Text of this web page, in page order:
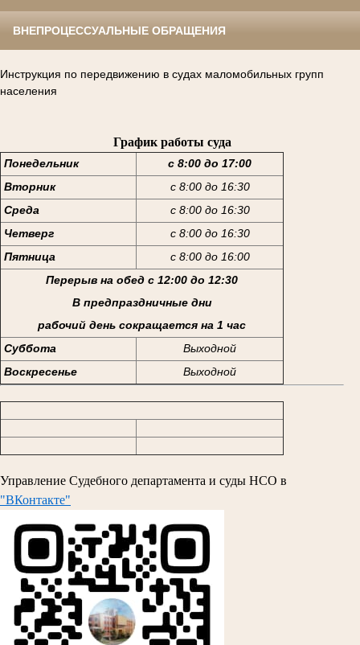
ВНЕПРОЦЕССУАЛЬНЫЕ ОБРАЩЕНИЯ
Инструкция по передвижению в судах маломобильных групп
населения
График работы суда
Понедельник
с 8:00 до 17:00
Вторник
с 8:00 до 16:30
Среда
с 8:00 до 16:30
Четверг
с 8:00 до 16:30
Пятница
с 8:00 до 16:00
Перерыв на обед с 12:00 до 12:30
В предпраздничные дни
рабочий день сокращается на 1 час
Суббота
Выходной
Воскресенье
Выходной
Управление Судебного департамента и суды НСО в
"ВКонтакте"